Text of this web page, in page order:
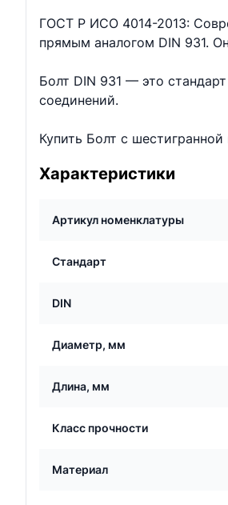
ГОСТ Р ИСО 4014-2013:
прямым аналогом DIN 931.
Болт DIN 931 — это
соединений.
Купить Болт с
Характеристики
Артикул номенклатуры
Стандарт
DIN
Диаметр, мм
Длина, мм
Класс прочности
Материал